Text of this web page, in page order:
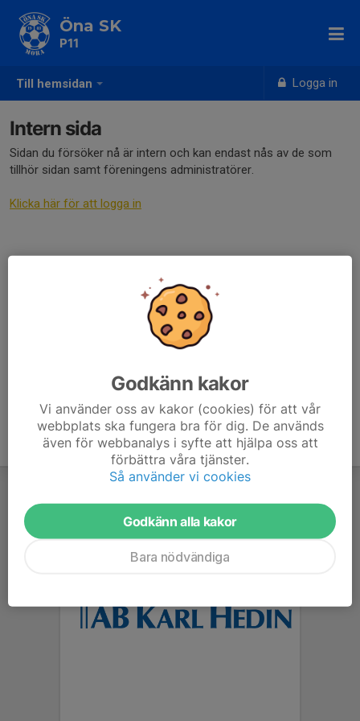
Till hemsidan Logga in
Öna SK
P11
Intern sida
Sidan du försöker nå är intern och kan endast nås av de som
tillhör sidan samt föreningens administratörer.
Klicka här för att logga in
Godkänn kakor
Vi använder oss av kakor (cookies) för att vår
webbplats ska fungera bra för dig. De används
även för webbanalys i syfte att hjälpa oss att
förbättra våra tjänster.
Så använder vi cookies
Godkänn alla kakor
Bara nödvändiga